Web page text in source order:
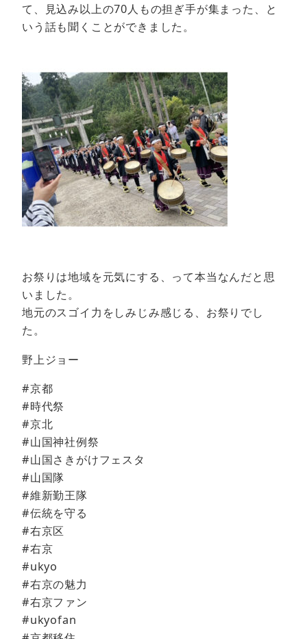
て、見込み以上の70人もの担ぎ手が集まった、と
いう話も聞くことができました。
お祭りは地域を元気にする、って本当なんだと思
いました。
地元のスゴイ力をしみじみ感じる、お祭りでし
た。
野上ジョー
#京都
#時代祭
#京北
#山国神社例祭
#山国さきがけフェスタ
#山国隊
#維新勤王隊
#伝統を守る
#右京区
#右京
#ukyo
#右京の魅力
#右京ファン
#ukyofan